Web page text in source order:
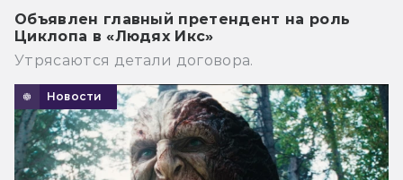
Объявлен главный претендент на роль
Циклопа в «Людях Икс»
Утрясаются детали договора.
Новости